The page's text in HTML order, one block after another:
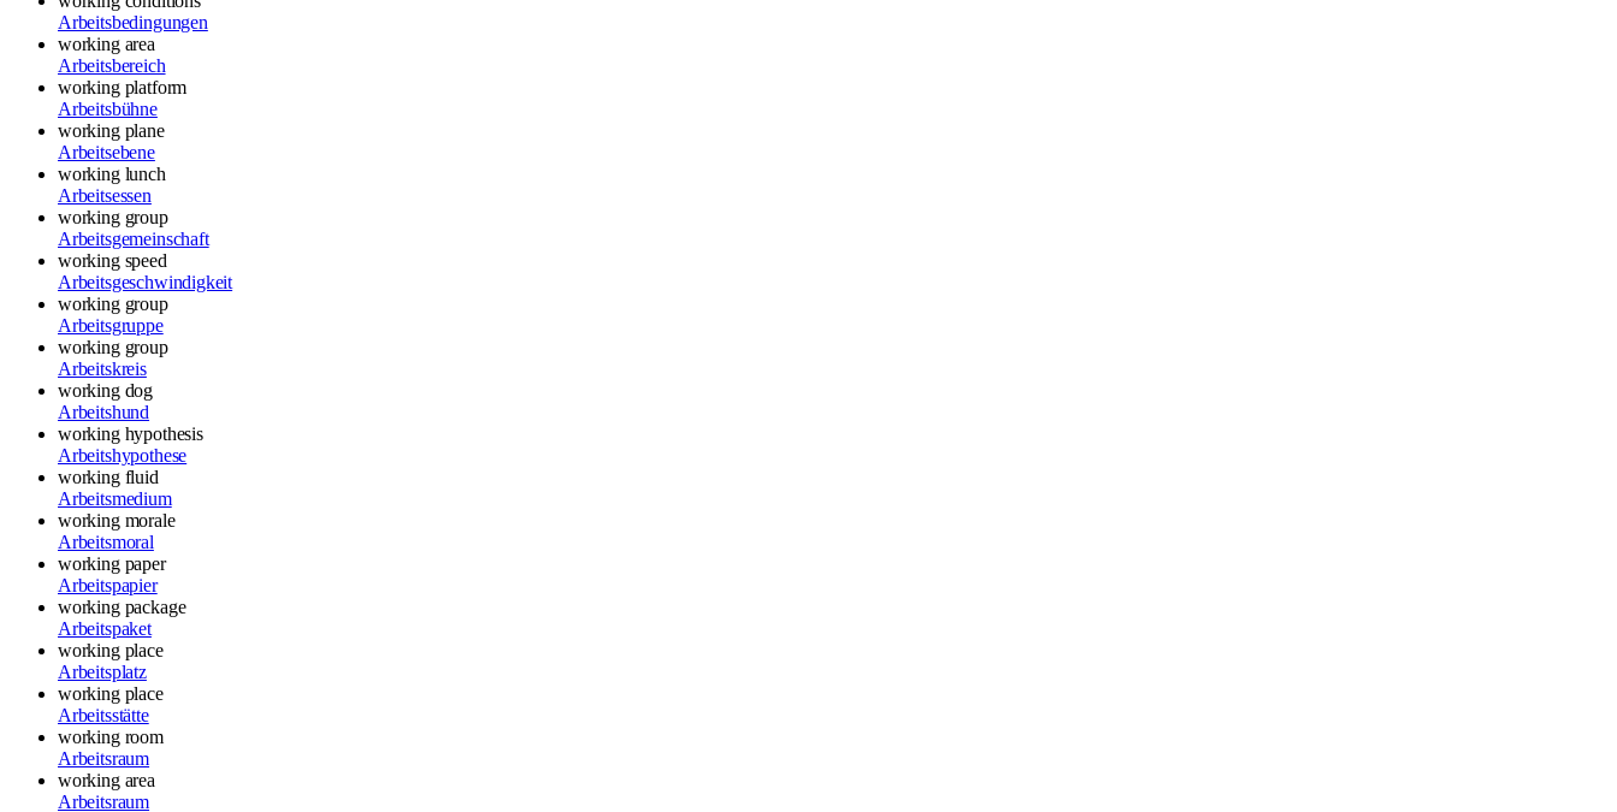
Arbeitsbedingungen
working area
Arbeitsbereich
working platform
Arbeitsbühne
working plane
Arbeitsebene
working lunch
Arbeitsessen
working group
Arbeitsgemeinschaft
working speed
Arbeitsgeschwindigkeit
working group
Arbeitsgruppe
working group
Arbeitskreis
working dog
Arbeitshund
working hypothesis
Arbeitshypothese
working fluid
Arbeitsmedium
working morale
Arbeitsmoral
working paper
Arbeitspapier
working package
Arbeitspaket
working place
Arbeitsplatz
working place
Arbeitsstätte
working room
Arbeitsraum
working area
Arbeitsraum